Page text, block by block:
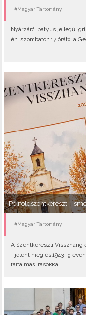
#Magyar Tartomány
Nyárzáró, batyus jellegű,
én, szombaton 17 órától a
Péliföldszentkereszt -
#Magyar Tartomány
A Szentkereszti Visszhang
- jelent meg és 1943-ig
tartalmas írásokkal..